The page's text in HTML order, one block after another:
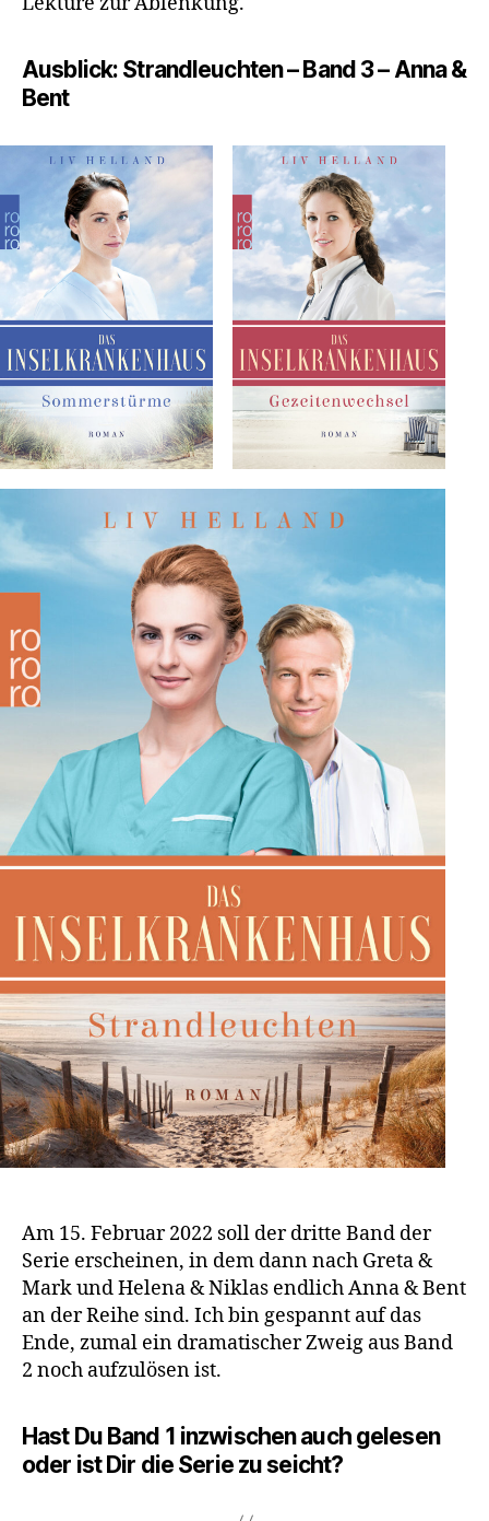
Ausblick: Strandleuchten – Band 3 – Anna &
Bent
Am 15. Februar 2022 soll der dritte Band der
Serie erscheinen, in dem dann nach Greta &
Mark und Helena & Niklas endlich Anna & Bent
an der Reihe sind. Ich bin gespannt auf das
Ende, zumal ein dramatischer Zweig aus Band
2 noch aufzulösen ist.
Hast Du Band 1 inzwischen auch gelesen
oder ist Dir die Serie zu seicht?